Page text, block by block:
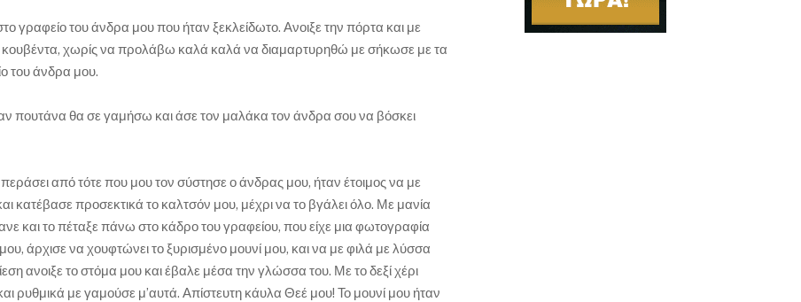
γραφείο του άνδρα μου που ήταν ξεκλείδωτο. Ανοιξε την πόρτα και με
χωρίς να προλάβω καλά καλά να διαμαρτυρηθώ με σήκωσε με τα
του άνδρα μου.
πουτάνα θα σε γαμήσω και άσε τον μαλάκα τον άνδρα σου να βόσκει
από τότε που μου τον σύστησε ο άνδρας μου, ήταν έτοιμος να με
κατέβασε προσεκτικά το καλτσόν μου, μέχρι να το βγάλει όλο. Με μανία
και το πέταξε πάνω στο κάδρο του γραφείου, που είχε μια φωτογραφία
άρχισε να χουφτώνει το ξυρισμένο μουνί μου, και να με φιλά με λύσσα
ανοιξε το στόμα μου και έβαλε μέσα την γλώσσα του. Με το δεξί χέρι
ρυθμικά με γαμούσε μ’αυτά. Απίστευτη κάυλα Θεέ μου! Το μουνί μου ήταν